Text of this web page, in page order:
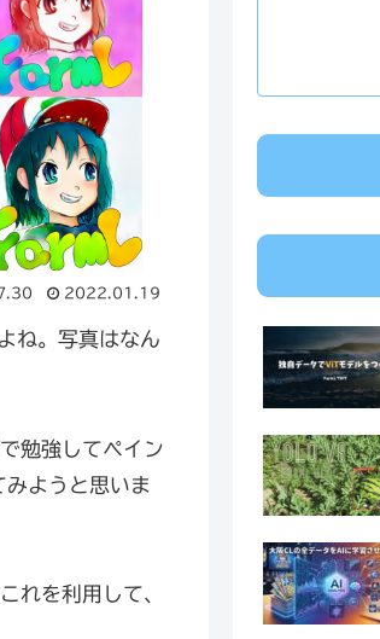
2022.01.19
ね。写真はなん
勉強してペイン
ようと思いま
を利用して、